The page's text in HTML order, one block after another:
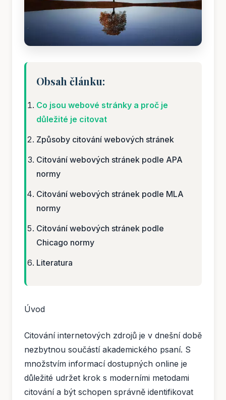
Obsah článku:
Co jsou webové stránky a proč je
důležité je citovat
Způsoby citování webových stránek
Citování webových stránek podle APA
normy
Citování webových stránek podle MLA
normy
Citování webových stránek podle
Chicago normy
Literatura
Úvod
Citování internetových zdrojů je v dnešní době
nezbytnou součástí akademického psaní. S
množstvím informací dostupných online je
důležité udržet krok s moderními metodami
citování a být schopen správně identifikovat